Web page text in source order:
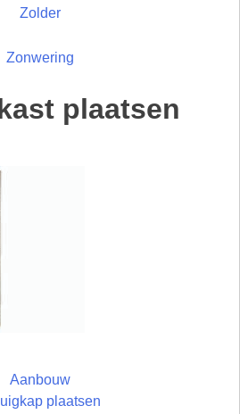
Zolder
Zonwering
plaatsen
Aanbouw
plaatsen